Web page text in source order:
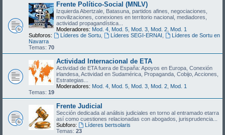
Frente Político-Social (MNLV)
Izquierda Abertzale, Batasuna, partidos afines, negociaciones,
movilizaciones, conexiones en territorio nacional, mediadores,
actividad propagandística...
Moderadores: Mod. 4 Mod. 5 Mod. 3 Mod. 2 Mod. 1
Subforos:
Líderes de Sortu, Líderes SEGI-ERNAI
Líderes de Sortu en
Navarra
Temas: 70
Actividad Internacional de ETA
Actividad de ETA fuera de España: Apoyos en Europa, Conexión
irlandesa, Actividad en Sudamérica, Propaganda, Cobijo, Acciones,
Estrategias...
Moderadores: Mod. 4 Mod. 5 Mod. 3 Mod. 2 Mod. 1
Temas: 19
Frente Judicial
Sección dedicada al análisis judiciales en torno al entramado etarra
así como cuestiones relacionadas con abogados, jurisprudencia...
Subforo:
Líderes bertsolaris
Temas: 23